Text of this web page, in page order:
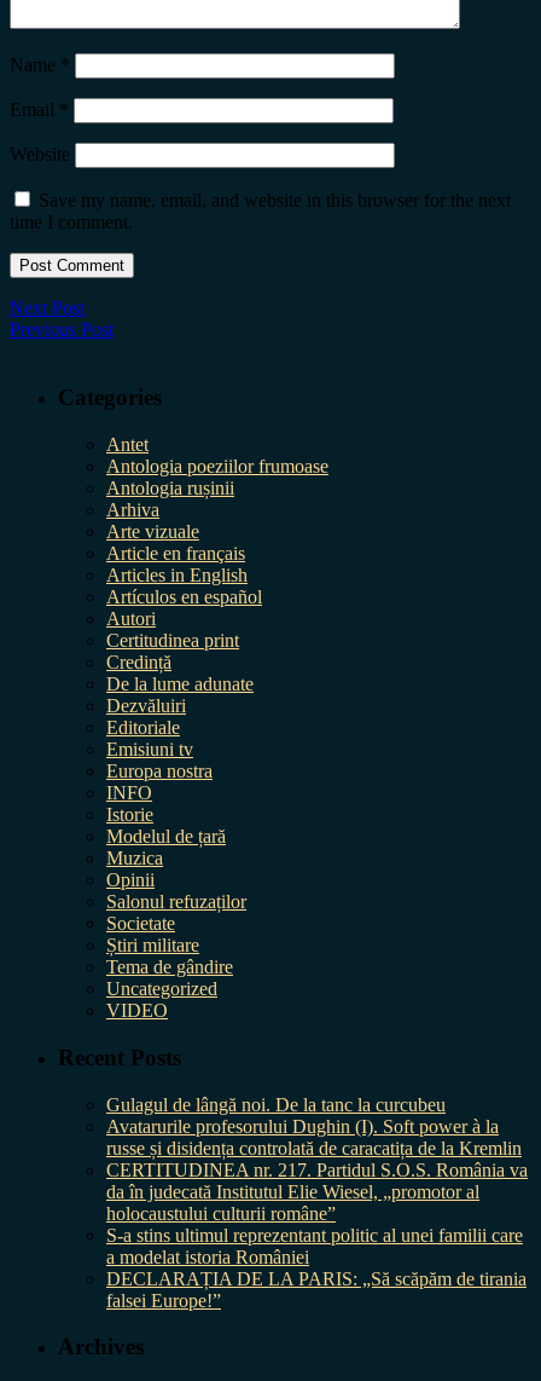
Name *
Email *
Website
Save my name, email, and website in this browser for the next
time I comment.
Next Post
Previous Post
Categories
Antet
Antologia poeziilor frumoase
Antologia rușinii
Arhiva
Arte vizuale
Article en français
Articles in English
Artículos en español
Autori
Certitudinea print
Credință
De la lume adunate
Dezvăluiri
Editoriale
Emisiuni tv
Europa nostra
INFO
Istorie
Modelul de țară
Muzica
Opinii
Salonul refuzaților
Societate
Știri militare
Tema de gândire
Uncategorized
VIDEO
Recent Posts
Gulagul de lângă noi. De la tanc la curcubeu
Avatarurile profesorului Dughin (I). Soft power à la
russe și disidența controlată de caracatița de la Kremlin
CERTITUDINEA nr. 217. Partidul S.O.S. România va
da în judecată Institutul Elie Wiesel, „promotor al
holocaustului culturii române”
S-a stins ultimul reprezentant politic al unei familii care
a modelat istoria României
DECLARAȚIA DE LA PARIS: „Să scăpăm de tirania
falsei Europe!”
Archives